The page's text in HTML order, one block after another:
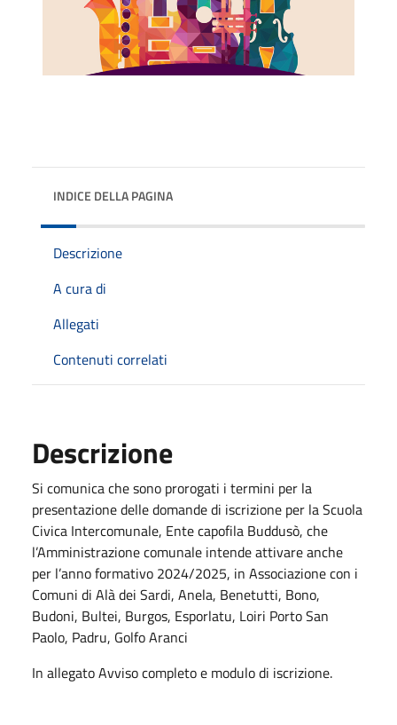
INDICE DELLA PAGINA
Descrizione
A cura di
Allegati
Contenuti correlati
Descrizione
Si comunica che sono prorogati i termini per la
presentazione delle domande di iscrizione per la Scuola
Civica Intercomunale, Ente capofila Buddusò, che
l’Amministrazione comunale intende attivare anche
per l’anno formativo 2024/2025, in Associazione con i
Comuni di Alà dei Sardi, Anela, Benetutti, Bono,
Budoni, Bultei, Burgos, Esporlatu, Loiri Porto San
Paolo, Padru, Golfo Aranci
In allegato Avviso completo e modulo di iscrizione.